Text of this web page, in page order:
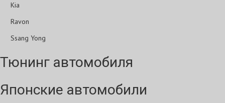
Kia
Ravon
Ssang Yong
Тюнинг автомобиля
Японские автомобили